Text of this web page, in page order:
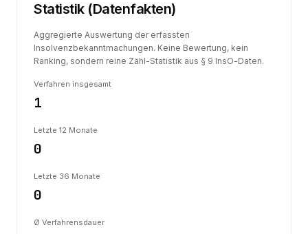
Statistik (Datenfakten)
Aggregierte Auswertung der erfassten
Insolvenzbekanntmachungen. Keine Bewertung, kein
Ranking, sondern reine Zähl-Statistik aus § 9 InsO-Daten.
Verfahren insgesamt
1
Letzte 12 Monate
0
Letzte 36 Monate
0
Ø Verfahrensdauer